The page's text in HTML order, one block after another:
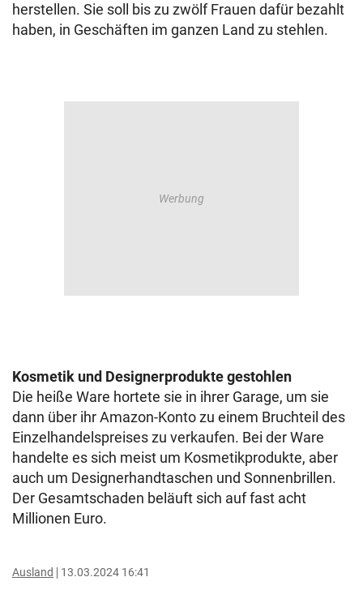
herstellen. Sie soll bis zu zwölf Frauen dafür bezahlt
haben, in Geschäften im ganzen Land zu stehlen.
Kosmetik und Designerprodukte gestohlen
Die heiße Ware hortete sie in ihrer Garage, um sie
dann über ihr Amazon-Konto zu einem Bruchteil des
Einzelhandelspreises zu verkaufen. Bei der Ware
handelte es sich meist um Kosmetikprodukte, aber
auch um Designerhandtaschen und Sonnenbrillen.
Der Gesamtschaden beläuft sich auf fast acht
Millionen Euro.
Ausland 13.03.2024 16:41